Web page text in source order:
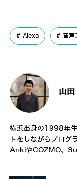
Alexa 音声
山田
横浜出身の1998年生
トをしながらプログ
AnkiやCOZMO、